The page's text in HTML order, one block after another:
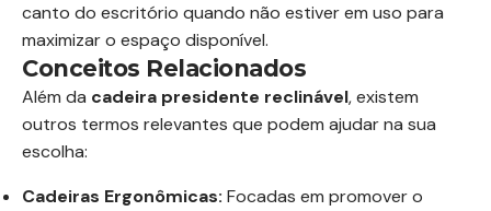
canto do escritório quando não estiver em uso para
maximizar o espaço disponível.
Conceitos Relacionados
Além da cadeira presidente reclinável, existem
outros termos relevantes que podem ajudar na sua
escolha:
Cadeiras Ergonômicas: Focadas em promover o